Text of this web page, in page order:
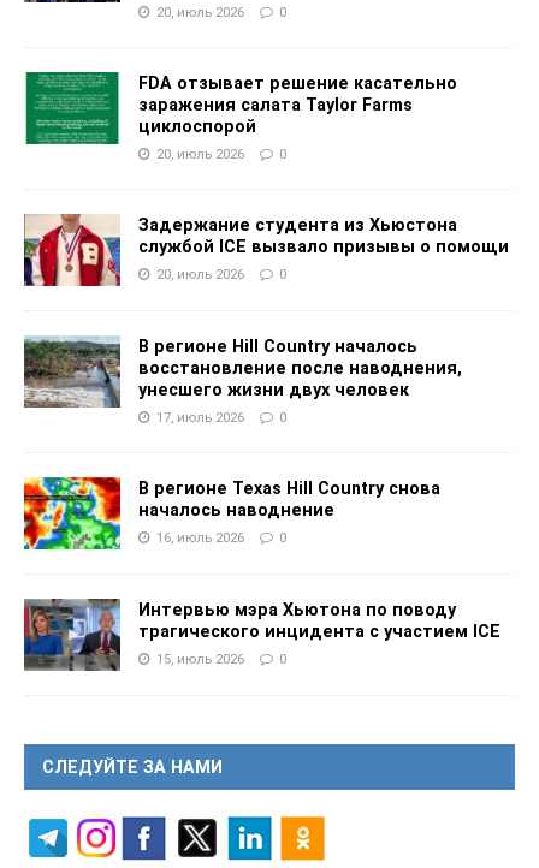
20, июль 2026 0
FDA отзывает решение касательно
заражения салата Taylor Farms
циклоспорой
20, июль 2026 0
Задержание студента из Хьюстона
службой ICE вызвало призывы о помощи
20, июль 2026 0
В регионе Hill Country началось
восстановление после наводнения,
унесшего жизни двух человек
17, июль 2026 0
В регионе Texas Hill Country снова
началось наводнение
16, июль 2026 0
Интервью мэра Хьютона по поводу
трагического инцидента с участием ICE
15, июль 2026 0
СЛЕДУЙТЕ ЗА НАМИ